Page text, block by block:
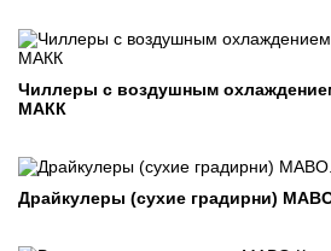
Чиллеры c воздушным
МАКК
Драйкулеры (сухие градирни)